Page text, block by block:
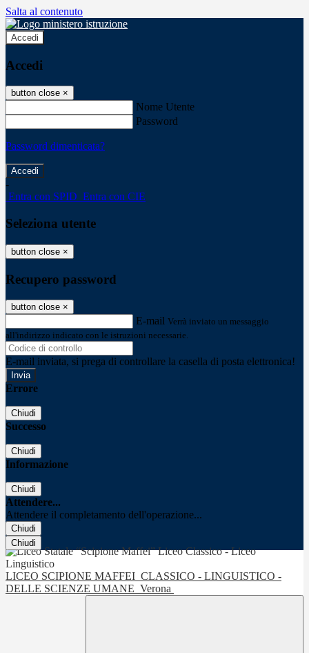
Salta al contenuto
Accedi
Accedi
button close ×
Nome Utente
Password
Password dimenticata?
-
Entra con SPID Entra con CIE
Seleziona utente
button close ×
Recupero password
button close ×
E-mail Verrà inviato un messaggio
all'indirizzo indicato con le istruzioni necessarie.
E-mail inviata, si prega di controllare la casella di posta elettronica!
Errore
Chiudi
Successo
Chiudi
Informazione
Chiudi
Attendere...
Attendere il completamento dell'operazione...
Chiudi
Chiudi
LICEO SCIPIONE MAFFEI CLASSICO - LINGUISTICO -
DELLE SCIENZE UMANE Verona